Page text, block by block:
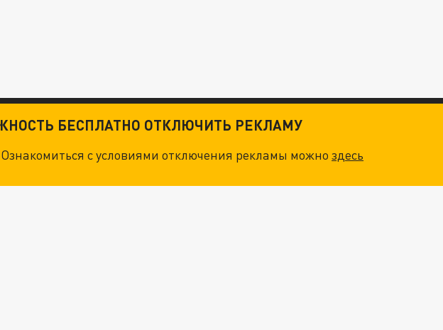
БЕСПЛАТНО ОТКЛЮЧИТЬ РЕКЛАМУ
Ознакомиться с условиями отключения рекламы можноздесь